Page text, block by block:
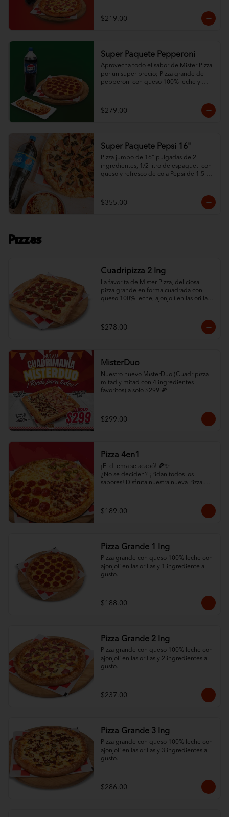
$219.00
Super Paquete Pepperoni
Aprovecha todo el sabor de Mister Pizza
por un super precio; Pizza grande de
pepperoni con queso 100% leche y
de 1.5 L.
$279.00
Super Paquete Pepsi 16"
Pizza jumbo de 16" pulgadas de 2
ingredientes, 1/2 litro de espagueti con
queso y refresco de cola Pepsi de 1.5
$355.00
Pizzas
Cuadripizza 2 Ing
La favorita de Mister Pizza, deliciosa
pizza grande en forma cuadrada con
queso 100% leche, ajonjolí en las orillas
$278.00
MisterDuo
Nuestro nuevo MisterDuo (Cuadripizza
mitad y mitad con 4 ingredientes
favoritos) a solo $299 🍕
$299.00
Pizza 4en1
¡El dilema se acabó! 🍕✨
¿No se deciden? ¡Pidan todos los
sabores! Disfruta nuestra nueva Pizza
mucho quesoo. ¡Variedad total por solo
$189!
$189.00
Pizza Grande 1 Ing
Pizza grande con queso 100% leche con
ajonjolí en las orillas y 1 ingrediente al
gusto.
$188.00
Pizza Grande 2 Ing
Pizza grande con queso 100% leche con
ajonjolí en las orillas y 2 ingredientes al
gusto.
$237.00
Pizza Grande 3 Ing
Pizza grande con queso 100% leche con
ajonjolí en las orillas y 3 ingredientes al
gusto.
$286.00